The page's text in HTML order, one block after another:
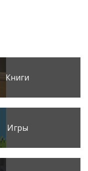
Книги
Игры